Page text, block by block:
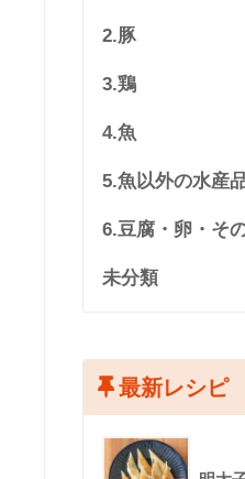
2.豚
3.鶏
4.魚
5.魚以外の水産
6.豆腐・卵・そ
未分類
最新レシピ